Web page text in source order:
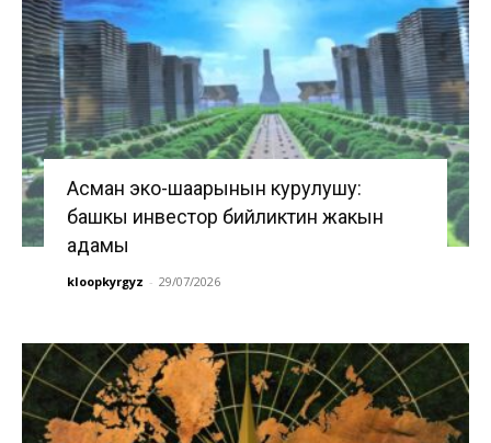
Асман эко-шаарынын курулушу:
башкы инвестор бийликтин жакын
адамы
kloopkyrgyz - 29/07/2026